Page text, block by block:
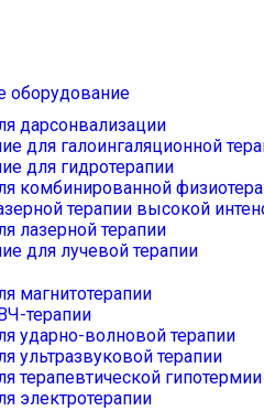
оборудование
дарсонвализации
для галоингаляционной
для гидротерапии
комбинированной
терапии высокой
лазерной терапии
для лучевой терапии
магнитотерапии
терапии
ударно-волновой терапии
ультразвуковой терапии
терапевтической
электротерапии